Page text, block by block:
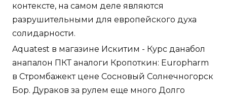
контексте, на самом деле являются
разрушительными для европейского духа
солидарности.
Aquatest в магазине Искитим - Курс данабол
анапалон ПКТ аналоги Кропоткин: Europharm
в Стромбажект цене Сосновый Солнечногорск
Бор. Дураков за рулем еще много Долго